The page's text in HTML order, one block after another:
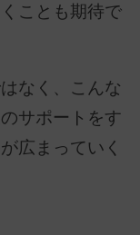
ことも期待で
なく、こんな
サポートをす
広まっていく